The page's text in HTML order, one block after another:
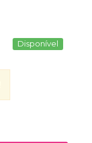
Disponível